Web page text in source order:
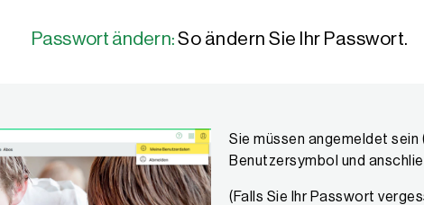
Passwort ändern: So ändern Sie Ihr Passwort.
Sie müssen angemeldet sein (
Benutzersymbol und
(Falls Sie Ihr Passwort